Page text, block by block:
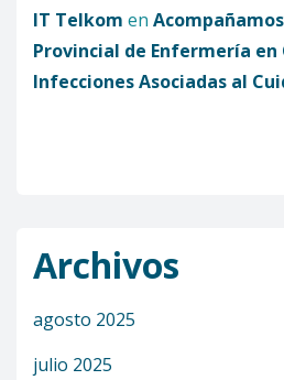
IT Telkom en
Provincial de Enfermería en
Infecciones Asociadas al
Archivos
agosto 2025
julio 2025